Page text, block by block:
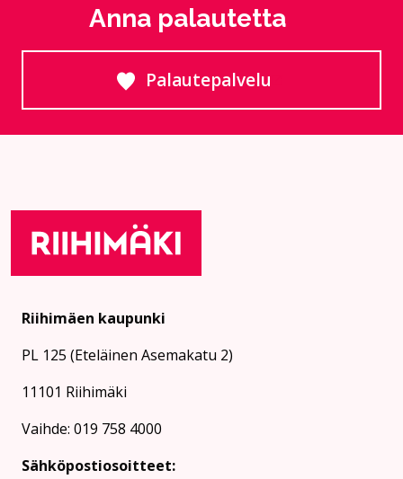
Anna palautetta
Palautepalvelu
Siirtyy ulkoiselle
Riihimäen kaupunki
PL 125 (Eteläinen Asemakatu 2)
11101 Riihimäki
Vaihde: 019 758 4000
Sähköpostiosoitteet: